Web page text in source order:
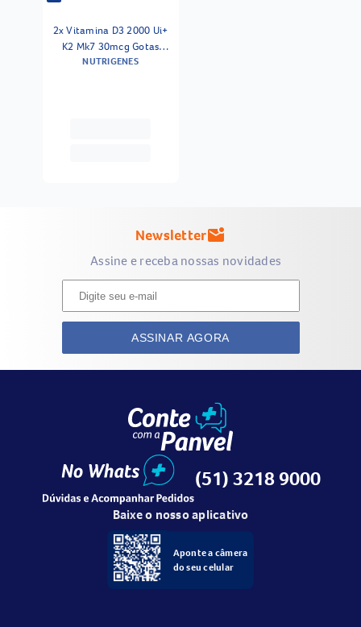
2x Vitamina D3 2000 Ui+
K2 Mk7 30mcg Gotas
Nutrigenes
NUTRIGENES
Newslettermark_email_unread
Assine e receba nossas novidades
ASSINAR AGORA
(51) 3218 9000
Baixe o nosso aplicativo
Aponte a câmera
do seu celular